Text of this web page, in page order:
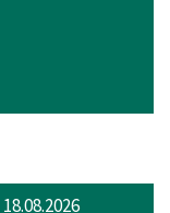
18.08.2026